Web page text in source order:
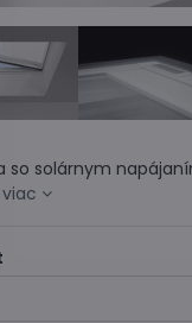
so solárnym